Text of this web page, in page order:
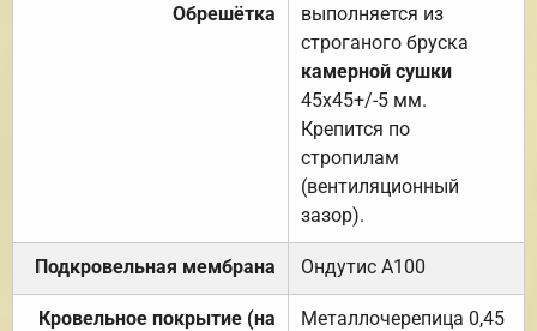
Обрешётка
выполняется из
строганого бруска
камерной сушки
45х45+/-5 мм.
Крепится по
стропилам
(вентиляционный
зазор).
Подкровельная мембрана Ондутис А100
Кровельное покрытие (на
Металлочерепица 0,45